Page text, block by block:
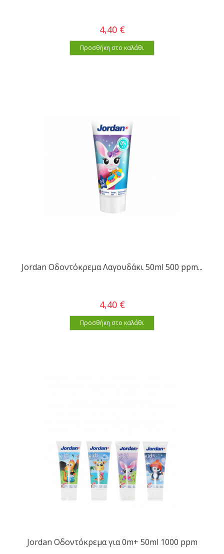
4,40 €
Προσθήκη στο καλάθι
Jordan Οδοντόκρεμα Λαγουδάκι 50ml 500 ppm...
4,40 €
Προσθήκη στο καλάθι
Jordan Οδοντόκρεμα για 0m+ 50ml 1000 ppm